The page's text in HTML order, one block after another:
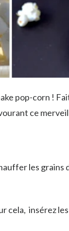
pop-corn !
ce
les grains
cela, insérez